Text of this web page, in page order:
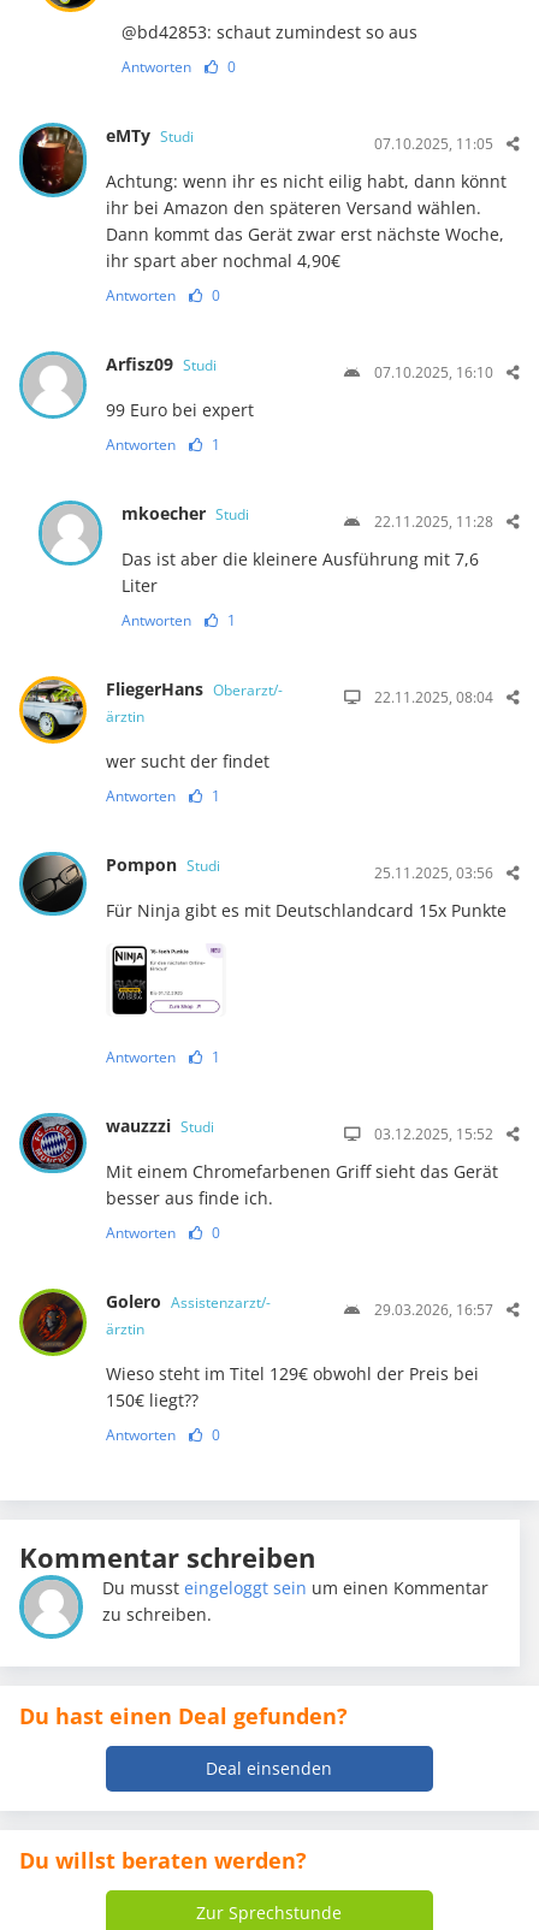
@bd42853: schaut zumindest so aus
Antworten 0
eMTy Studi 07.10.2025, 11:05
Achtung: wenn ihr es nicht eilig habt, dann könnt
ihr bei Amazon den späteren Versand wählen.
Dann kommt das Gerät zwar erst nächste Woche,
ihr spart aber nochmal 4,90€
Antworten 0
Arfisz09 Studi 07.10.2025, 16:10
99 Euro bei expert
Antworten 1
mkoecher Studi 22.11.2025, 11:28
Das ist aber die kleinere Ausführung mit 7,6
Liter
Antworten 1
FliegerHans Oberarzt/-
ärztin
22.11.2025, 08:04
wer sucht der findet
Antworten 1
Pompon Studi 25.11.2025, 03:56
Für Ninja gibt es mit Deutschlandcard 15x Punkte
Antworten 1
wauzzzi Studi 03.12.2025, 15:52
Mit einem Chromefarbenen Griff sieht das Gerät
besser aus finde ich.
Antworten 0
Golero Assistenzarzt/-
ärztin
29.03.2026, 16:57
Wieso steht im Titel 129€ obwohl der Preis bei
150€ liegt??
Antworten 0
Kommentar schreiben
Du mussteingeloggt sein um einen Kommentar
zu schreiben.
Du hast einen Deal gefunden?
Deal einsenden
Du willst beraten werden?
Zur Sprechstunde